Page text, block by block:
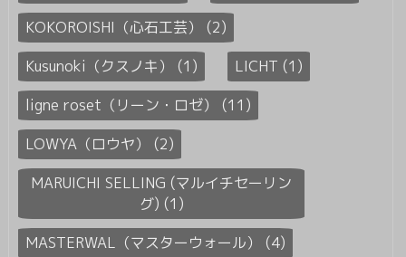
KOKOROISHI（心石工芸） (2)
Kusunoki（クスノキ） (1)
LICHT (1)
ligne roset（リーン・ロゼ） (11)
LOWYA（ロウヤ） (2)
MARUICHI SELLING (マルイチセーリン
グ) (1)
MASTERWAL（マスターウォール） (4)